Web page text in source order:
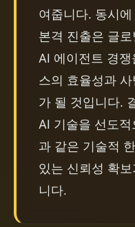
여줍니다. 동시
본격 진출은 글
AI 에이전트 경
스의 효율성과
가 될 것입니다.
AI 기술을 선도
과 같은 기술적
있는 신뢰성 확
니다.